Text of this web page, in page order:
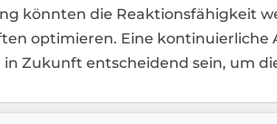
könnten die Reaktionsfähigkeit
optimieren. Eine kontinuierliche
Zukunft entscheidend sein, um